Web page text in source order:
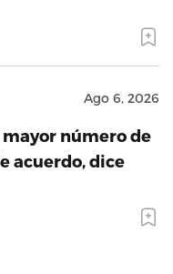
Ago 6, 2026
número de
acuerdo, dice